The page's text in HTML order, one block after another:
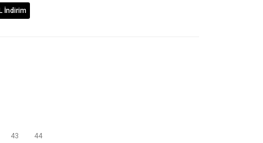
İndirim
43 44